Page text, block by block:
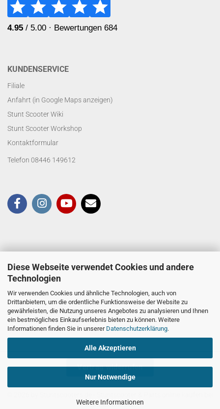
Diese Webseite verwendet Cookies und andere
Technologien
Wir verwenden Cookies und ähnliche Technologien, auch von
Drittanbietern, um die ordentliche Funktionsweise der Website zu
gewährleisten, die Nutzung unseres Angebotes zu analysieren und Ihnen
ein bestmögliches Einkaufserlebnis bieten zu können. Weitere
Informationen finden Sie in unserer Datenschutzerklärung.
Alle Akzeptieren
Nur Notwendige
Weitere Informationen
KUNDENSERVICE
Filiale
Anfahrt (in Google Maps anzeigen)
Stunt Scooter Wiki
Stunt Scooter Workshop
Kontaktformular
Telefon 08446 149612
Vertrag widerrufen
Stuntscooters.de